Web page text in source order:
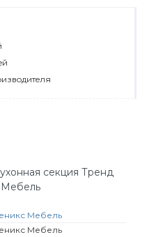
секция Тренд
Мебель
Мебель